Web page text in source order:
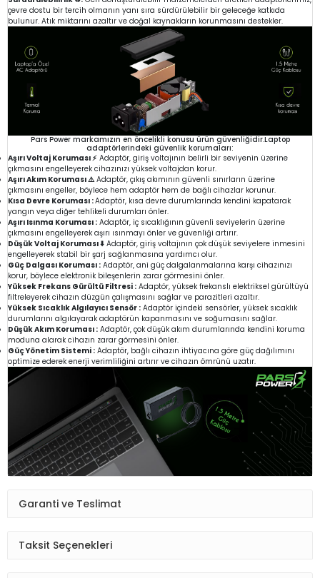
çevre dostu bir tercih olmanın yanı sıra sürdürülebilir bir geleceğe katkıda
bulunur. Atık miktarını azaltır ve doğal kaynakların korunmasını destekler.
Pars Power markamızın en öncelikli konusu ürün güvenliğidir.Laptop
adaptörlerindeki güvenlik korumaları:
Aşırı Voltaj Koruması ⚡ Adaptör, giriş voltajının belirli bir seviyenin üzerine
çıkmasını engelleyerek cihazınızı yüksek voltajdan korur.
Aşırı Akım Koruması ⚠️Adaptör, çıkış akımının güvenli sınırların üzerine
çıkmasını engeller, böylece hem adaptör hem de bağlı cihazlar korunur.
Kısa Devre Koruması :Adaptör, kısa devre durumlarında kendini kapatarak
yangın veya diğer tehlikeli durumları önler.
Aşırı Isınma Koruması : Adaptör, iç sıcaklığının güvenli seviyelerin üzerine
çıkmasını engelleyerek aşırı ısınmayı önler ve güvenliği artırır.
Düşük Voltaj Koruması ⬇️ Adaptör, giriş voltajının çok düşük seviyelere inmesini
engelleyerek stabil bir şarj sağlanmasına yardımcı olur.
Güç Dalgası Koruması : Adaptör, ani güç dalgalanmalarına karşı cihazınızı
korur, böylece elektronik bileşenlerin zarar görmesini önler.
Yüksek Frekans Gürültü Filtresi : Adaptör, yüksek frekanslı elektriksel gürültüyü
filtreleyerek cihazın düzgün çalışmasını sağlar ve parazitleri azaltır.
Yüksek Sıcaklık Algılayıcı Sensör : Adaptör içindeki sensörler, yüksek sıcaklık
durumlarını algılayarak adaptörün kapanmasını ve soğumasını sağlar.
Düşük Akım Koruması : Adaptör, çok düşük akım durumlarında kendini koruma
moduna alarak cihazın zarar görmesini önler.
Güç Yönetim Sistemi : Adaptör, bağlı cihazın ihtiyacına göre güç dağılımını
optimize ederek enerji verimliliğini artırır ve cihazın ömrünü uzatır.
Garanti ve Teslimat
Taksit Seçenekleri